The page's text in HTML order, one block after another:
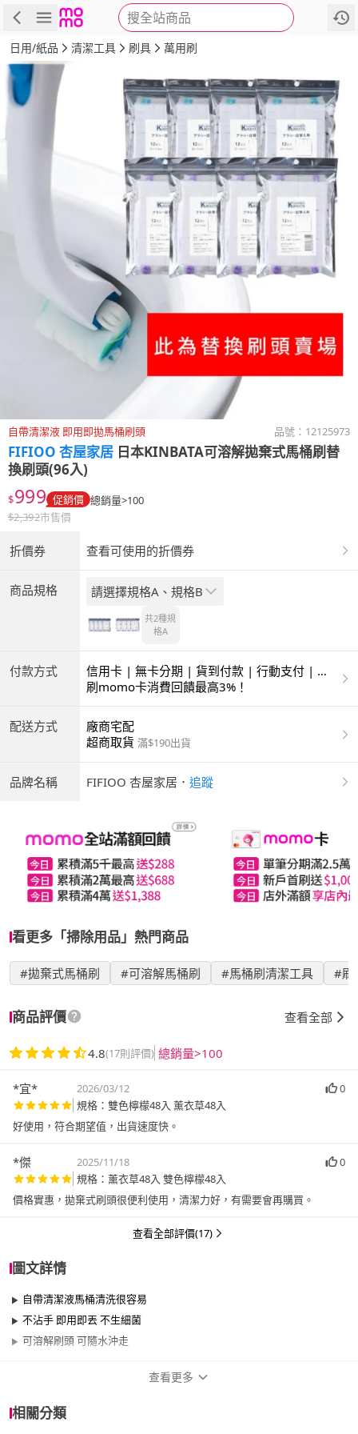
搜全站商品
商品 評價 詳情
日用/紙品 清潔工具 刷具 萬用刷
自帶清潔液 即用即拋馬桶刷頭 品號： 12125973
FIFIOO 杏屋家居 日本KINBATA可溶解拋棄式馬桶刷替
換刷頭(96入)
$999 促銷價 總銷量>100
$2,392市售價
折價券 查看可使用的折價券
商品規格 請選擇規格A、規格B
共2種規
格A
付款方式
信用卡 | 無卡分期 | 貨到付款 | 行動支付 | 超
商付款 | ATM | 銀聯卡
刷momo卡消費回饋最高3%！
配送方式
廠商宅配
超商取貨 滿$190出貨
品牌名稱 FIFIOO 杏屋家居 ． 追蹤
看更多「掃除用品」熱門商品
#拋棄式馬桶刷 #可溶解馬桶刷 #馬桶刷清潔工具 #刷
商品評價 查看全部
4.8(17則評價) 總銷量>100
*宜* 2026/03/12
0
規格：雙色檸檬48入 薰衣草48入
好使用，符合期望值，出貨速度快。
*傑 2025/11/18
0
規格：薰衣草48入 雙色檸檬48入
價格實惠，拋棄式刷頭很便利使用，清潔力好，有需要會再購買。
查看全部評價(17)
圖文詳情
自帶清潔液馬桶清洗很容易
不沾手 即用即丟 不生細菌
可溶解刷頭 可隨水沖走
查看更多
相關分類